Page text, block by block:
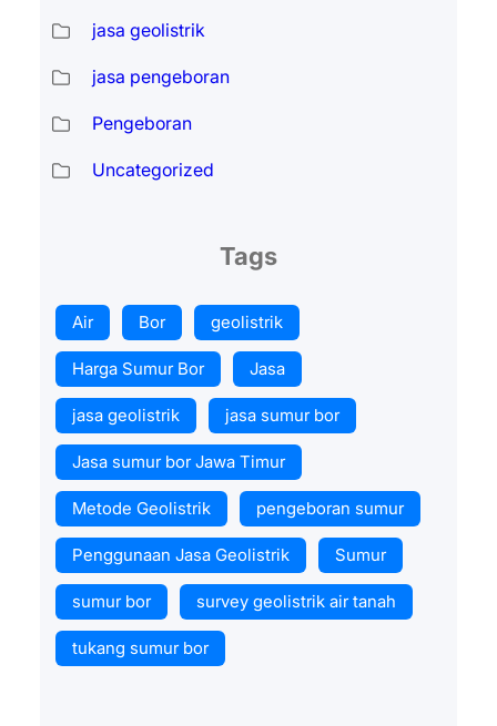
jasa geolistrik
jasa pengeboran
Pengeboran
Uncategorized
Tags
Air Bor geolistrik
Harga Sumur Bor Jasa
jasa geolistrik jasa sumur bor
Jasa sumur bor Jawa Timur
Metode Geolistrik pengeboran sumur
Penggunaan Jasa Geolistrik Sumur
sumur bor survey geolistrik air tanah
tukang sumur bor